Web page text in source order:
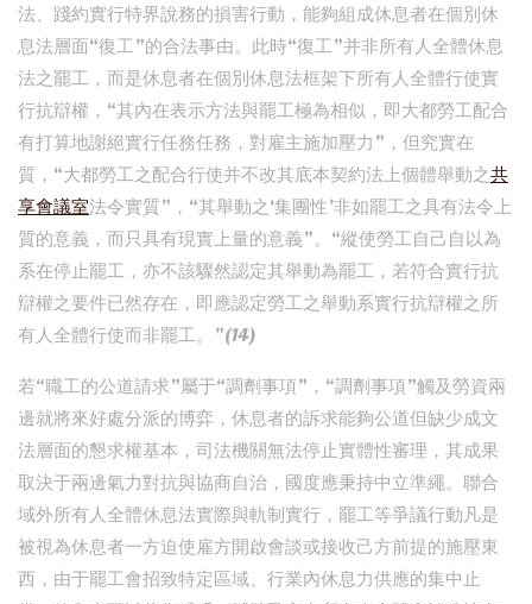
法、踐約實行特界說務的損害行動，能夠組成休息者在個別休
息法層面“復工”的合法事由。此時“復工”并非所有人全體休息
法之罷工，而是休息者在個別休息法框架下所有人全體行使實
行抗辯權，“其內在表示方法與罷工極為相似，即大都勞工配合
有打算地謝絕實行任務任務，對雇主施加壓力”，但究實在
質，“大都勞工之配合行使并不改其底本契約法上個體舉動之共
享會議室法令實質”，“其舉動之‘集團性’非如罷工之具有法令上
質的意義，而只具有現實上量的意義”。“縱使勞工自己自以為
系在停止罷工，亦不該驟然認定其舉動為罷工，若符合實行抗
辯權之要件已然存在，即應認定勞工之舉動系實行抗辯權之所
有人全體行使而非罷工。”(14)
若“職工的公道請求”屬于“調劑事項”，“調劑事項”觸及勞資兩
邊就將來好處分派的博弈，休息者的訴求能夠公道但缺少成文
法層面的懇求權基本，司法機關無法停止實體性審理，其成果
取決于兩邊氣力對抗與協商自治，國度應秉持中立準繩。聯合
域外所有人全體休息法實際與軌制實行，罷工等爭議行動凡是
被視為休息者一方迫使雇方開啟會談或接收己方前提的施壓東
西，由于罷工會招致特定區域、行業內休息力供應的集中止